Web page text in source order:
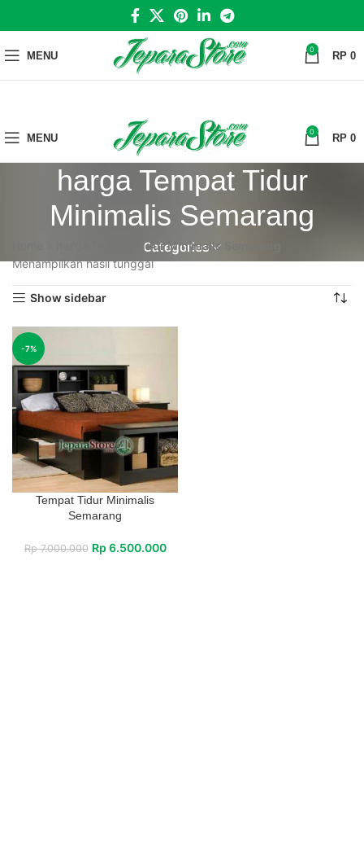
MENU 0 RP 0
MENU 0 RP 0
harga Tempat Tidur
Minimalis Semarang
Categories
harga Tempat Tidur Minimalis Semarang
Menampilkan hasil tunggal
Show sidebar
-7%
Tempat Tidur Minimalis
Semarang
Rp7.000.000 Rp 6.500.000